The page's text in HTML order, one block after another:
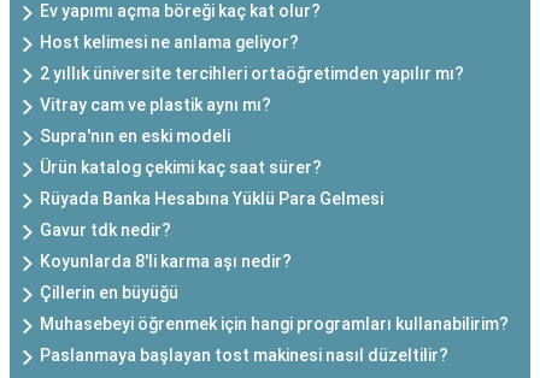
Ev yapımı açma böreği kaç kat olur?
Host kelimesi ne anlama geliyor?
2 yıllık üniversite tercihleri ortaöğretimden yapılır mı?
Vitray cam ve plastik aynı mı?
Supra'nın en eski modeli
Ürün katalog çekimi kaç saat sürer?
Rüyada Banka Hesabına Yüklü Para Gelmesi
Gavur tdk nedir?
Koyunlarda 8'li karma aşı nedir?
Çillerin en büyüğü
Muhasebeyi öğrenmek için hangi programları kullanabilirim?
Paslanmaya başlayan tost makinesi nasıl düzeltilir?